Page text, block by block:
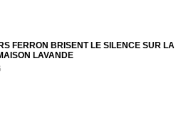
FERRON BRISENT LE SILENCE SUR LA
LAVANDE